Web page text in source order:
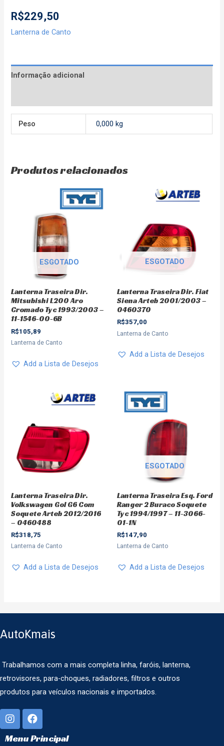
R$229,50
Lanterna de Canto
Informação adicional
Peso 0,000 kg
Produtos relacionados
ESGOTADO
Lanterna Traseira Dir.
Mitsubishi L200 Aro
Cromado Tyc 1993/2003 –
11-1546-00-6B
R$105,89
Lanterna de Canto
Add a Lista de Desejos
ESGOTADO
Lanterna Traseira Dir. Fiat
Siena Arteb 2001/2003 –
0460370
R$357,00
Lanterna de Canto
Add a Lista de Desejos
Lanterna Traseira Dir.
Volkswagen Gol G6 Com
Soquete Arteb 2012/2016
– 0460488
R$318,75
Lanterna de Canto
Add a Lista de Desejos
ESGOTADO
Lanterna Traseira Esq. Ford
Ranger 2 Buraco Soquete
Tyc 1994/1997 – 11-3066-
01-1N
R$147,90
Lanterna de Canto
Add a Lista de Desejos
AutoKmais
Trabalhamos com a mais completa linha, faróis, lanterna,
retrovisores, para-choques, radiadores, filtros e outros
produtos para veículos nacionais e importados.
Menu Principal